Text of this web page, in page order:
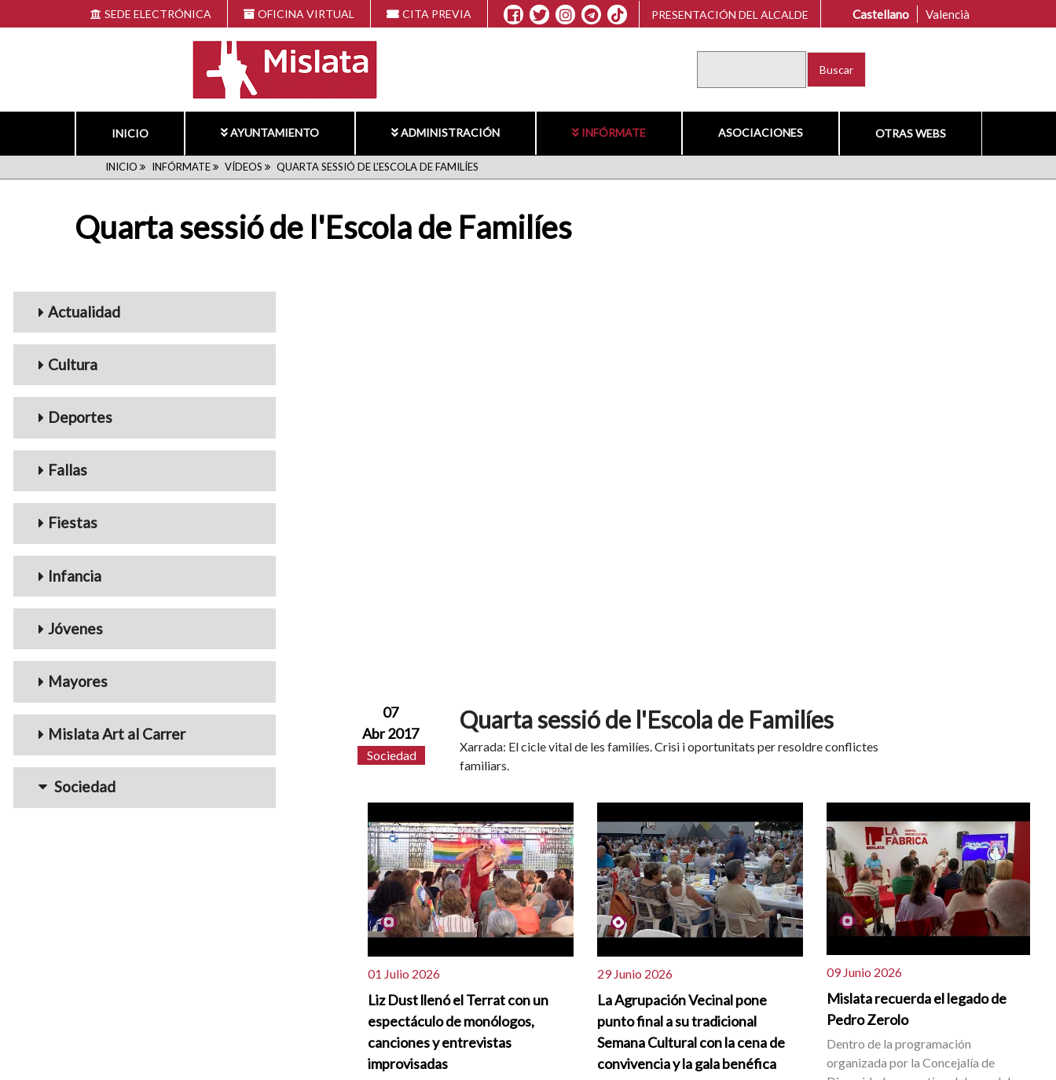
al
SEDE ELECTRÓNICA OFICINA VIRTUAL CITA PREVIA PRESENTACIÓN DEL ALCALDE Castellano Valencià
INICIO AYUNTAMIENTO ADMINISTRACIÓN INFÓRMATE ASOCIACIONES OTRAS WEBS
RUTA
DE
INICIO INFÓRMATE VÍDEOS QUARTA SESSIÓ DE L'ESCOLA DE FAMILÍES
Quarta sessió de l'Escola de Familíes
Menu_Videos
Actualidad
Cultura
Deportes
Fallas
Fiestas
Infancia
Jóvenes
Mayores
Mislata Art al Carrer
Sociedad
07
Abr 2017
Sociedad
Quarta sessió de l'Escola de Familíes
Xarrada: El cicle vital de les familíes. Crisi i oportunitats per resoldre conflictes
familiars.
01 Julio 2026
Liz Dust llenó el Terrat con un
espectáculo de monólogos,
canciones y entrevistas
improvisadas
29 Junio 2026
La Agrupación Vecinal pone
punto final a su tradicional
Semana Cultural con la cena de
convivencia y la gala benéfica
09 Junio 2026
Mislata recuerda el legado de
Pedro Zerolo
Dentro de la programación
organizada por la Concejalía de